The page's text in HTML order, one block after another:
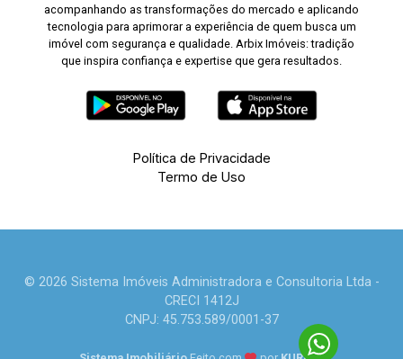
acompanhando as transformações do mercado e aplicando
tecnologia para aprimorar a experiência de quem busca um
imóvel com segurança e qualidade. Arbix Imóveis: tradição
que inspira confiança e expertise que gera resultados.
Política de Privacidade
Termo de Uso
© 2026 Sistema Imóveis Administradora e Consultoria Ltda -
CRECI 1412J
CNPJ: 45.753.589/0001-37